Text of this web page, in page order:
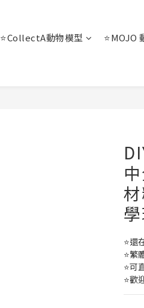
⭐CollectA動物模型 ⭐MOJO
⭐還
⭐繁
⭐可
⭐歡